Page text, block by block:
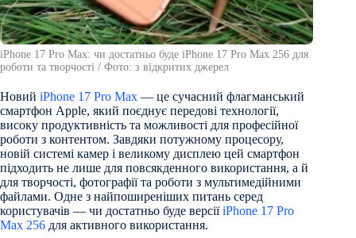
iРhone 17 Рro Мax: чи достатньо буде iРhone 17 Рro Мax 256 для
роботи та творчості / Фото: з відкритих джерел
Новий iРhone 17 Рro Мax — це сучасний флагманський
смартфон Apple, який поєднує передові технології,
високу продуктивність та можливості для професійної
роботи з контентом. Завдяки потужному процесору,
новій системі камер і великому дисплею цей смартфон
підходить не лише для повсякденного використання, а й
для творчості, фотографії та роботи з мультимедійними
файлами. Одне з найпоширеніших питань серед
користувачів — чи достатньо буде версіїiРhone 17 Рro
Мax 256 для активного використання.